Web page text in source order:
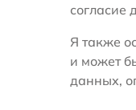
согласие
Я также
и может
данных,